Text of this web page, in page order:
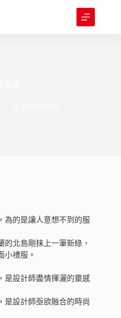
為的是讓人意想不到的服
的北島剛抹上一筆新綠，
小禮服。
是設計師盡情揮灑的靈感
是設計師亟欲融合的時尚